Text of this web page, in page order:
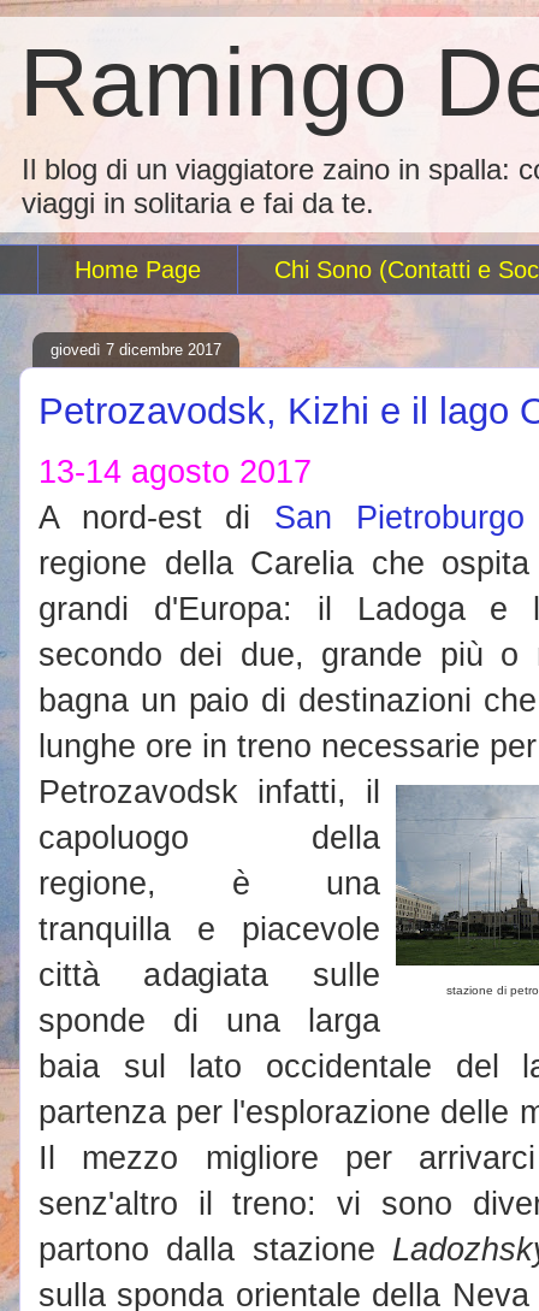
Ramingo
Il blog di un viaggiatore zaino in spalla:
viaggi in solitaria e fai da te.
Home Page Chi Sono (Contatti e
giovedì 7 dicembre 2017
Petrozavodsk, Kizhi e il lago
13-14 agosto 2017
A nord-est di San Pietroburgo
regione della Carelia che
grandi d'Europa: il Ladoga e
secondo dei due, grande più o
bagna un paio di destinazioni
lunghe ore in treno necessarie
stazione di
Petrozavodsk infatti, il
capoluogo della
regione, è una
tranquilla e piacevole
città adagiata sulle
sponde di una larga
baia sul lato occidentale del
partenza per l'esplorazione delle
Il mezzo migliore per
senz'altro il treno: vi sono
partono dalla stazione
sulla sponda orientale della